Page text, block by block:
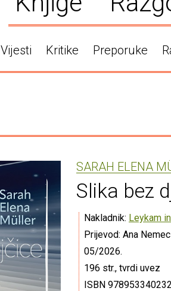
Vijesti Kritike Preporuke
SARAH ELENA
Slika bez
Nakladnik: Leykam
Prijevod: Ana Nemec
05/2026.
196 str., tvrdi uvez
ISBN